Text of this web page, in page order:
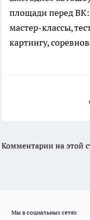
площади перед
мастер-классы,
картингу,
Комментарии на этой
Мы в социальных сетях